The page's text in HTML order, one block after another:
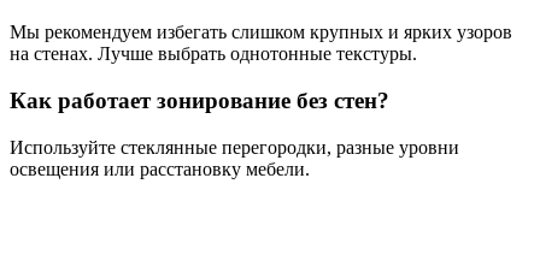
Мы рекомендуем избегать слишком крупных и ярких узоров
на стенах. Лучше выбрать однотонные текстуры.
Как работает зонирование без стен?
Используйте стеклянные перегородки, разные уровни
освещения или расстановку мебели.